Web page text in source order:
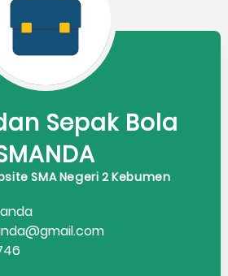
Sepak Bola
SMA Negeri 2 Kebumen